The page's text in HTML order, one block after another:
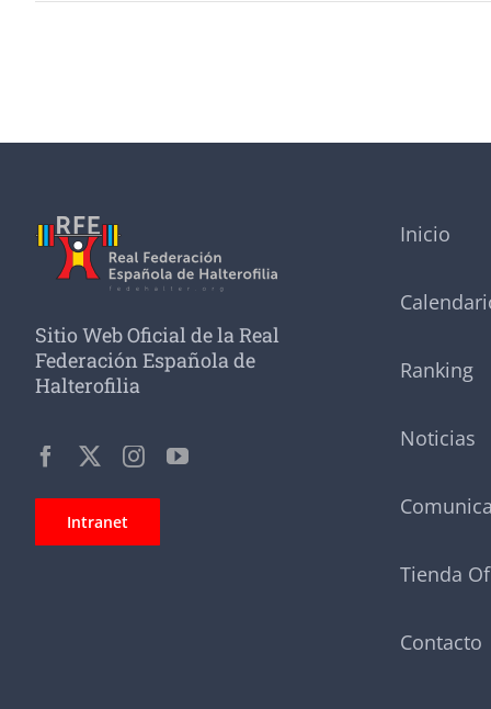
Sitio Web Oficial de la Real
Federación Española de
Halterofilia
Intranet
Inicio
Ranking
Noticias
Tienda
Contacto